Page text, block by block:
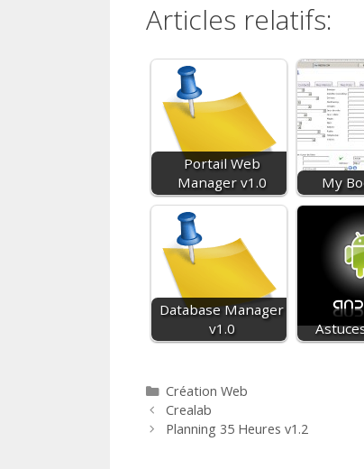
Articles relatifs:
Portail Web
Manager v1.0
My
Database Manager
v1.0
Catégories
Création Web
Crealab
Planning 35 Heures v1.2